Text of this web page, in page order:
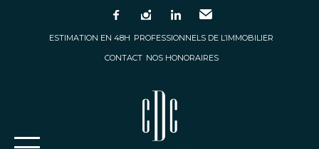
facebookinstagram
linkedinEmail
ESTIMATION EN 48H PROFESSIONNELS DE L’IMMOBILIER
CONTACT NOS HONORAIRES